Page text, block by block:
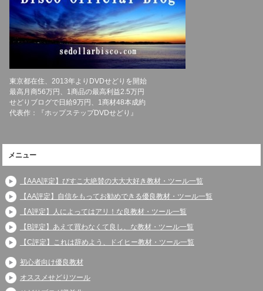
東京都在住、2013年よりDVDせどりを開始
最高月商56万円、1商品の最高利益2.5万円
せどりブログで日給9万円、1商材48本成約
代表作：『ホップステップDVDせどり』
メニュー
【AAA評定】びすこ大絶賛の大大大好き教材・ツール一覧
【AA評定】自信をもってお勧めできる優良教材・ツール一覧
【A評定】人によってはアリ！な良教材・ツール一覧
【B評定】あえて買わなくて良し、な教材・ツール一覧
【C評定】これは辞めよう、ドイヒー教材・ツール一覧
初心者向け優良教材
オススメせどりツール